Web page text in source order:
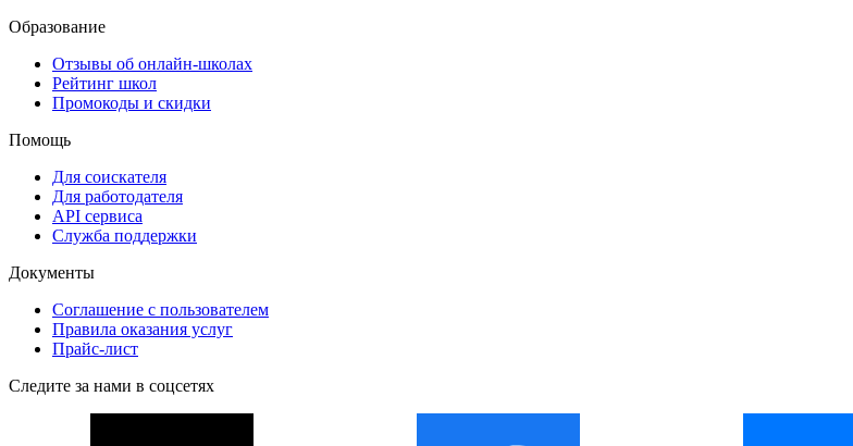
Образование
Отзывы об онлайн-школах
Рейтинг школ
Промокоды и скидки
Помощь
Для соискателя
Для работодателя
API сервиса
Служба поддержки
Документы
Соглашение с пользователем
Правила оказания услуг
Прайс-лист
Следите за нами в соцсетях